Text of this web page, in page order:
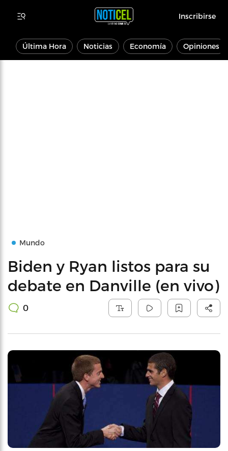
Inscribirse
Última Hora Noticias Economía Opiniones
Mundo
Biden y Ryan listos para su
debate en Danville (en vivo)
0